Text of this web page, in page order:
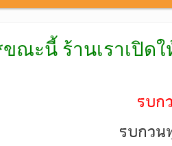
ณะนี้ ร้านเราเปิด
รบก
รบกวน